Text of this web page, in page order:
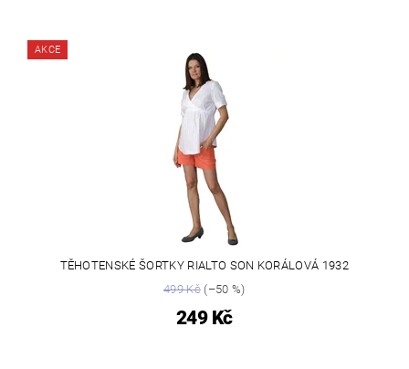
AKCE
TĚHOTENSKÉ ŠORTKY RIALTO SON KORÁLOVÁ 1932
499 Kč(–50 %)
249 Kč